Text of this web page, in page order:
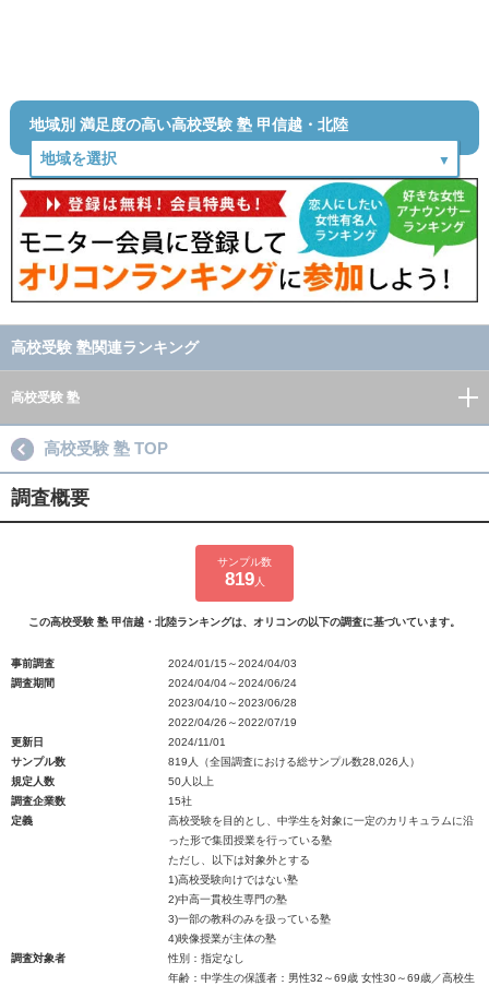
地域別 満足度の高い高校受験 塾 甲信越・北陸
高校受験 塾関連ランキング
高校受験 塾
高校受験 塾 TOP
調査概要
サンプル数
819人
この高校受験 塾 甲信越・北陸ランキングは、オリコンの以下の調査に基づいています。
事前調査
2024/01/15～2024/04/03
調査期間
2024/04/04～2024/06/24
2023/04/10～2023/06/28
2022/04/26～2022/07/19
更新日
2024/11/01
サンプル数
819人（全国調査における総サンプル数28,026人）
規定人数
50人以上
調査企業数
15社
定義
高校受験を目的とし、中学生を対象に一定のカリキュラムに沿
った形で集団授業を行っている塾
ただし、以下は対象外とする
1)高校受験向けではない塾
2)中高一貫校生専門の塾
3)一部の教科のみを扱っている塾
4)映像授業が主体の塾
調査対象者
性別：指定なし
年齢：中学生の保護者：男性32～69歳 女性30～69歳／高校生